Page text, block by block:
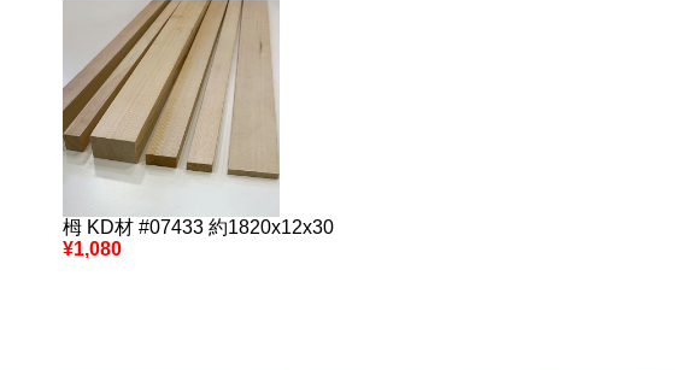
栂 KD材 #07433 約1820x12x30
¥1,080